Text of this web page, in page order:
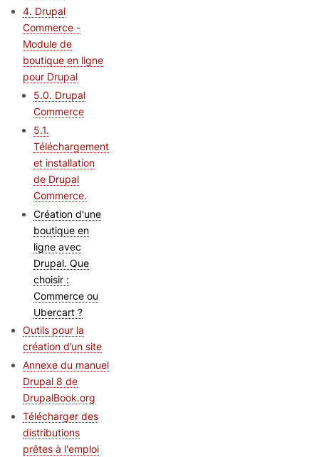
4. Drupal
Commerce -
Module de
boutique en ligne
pour Drupal
5.0. Drupal
Commerce
5.1.
Téléchargement
et installation
de Drupal
Commerce.
Création d'une
boutique en
ligne avec
Drupal. Que
choisir :
Commerce ou
Ubercart ?
Outils pour la
création d’un site
Annexe du manuel
Drupal 8 de
DrupalBook.org
Télécharger des
distributions
prêtes à l'emploi